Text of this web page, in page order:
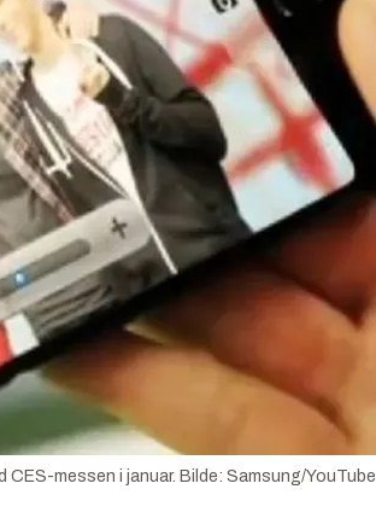
CES-messen i januar. Bilde: Samsung/YouTube